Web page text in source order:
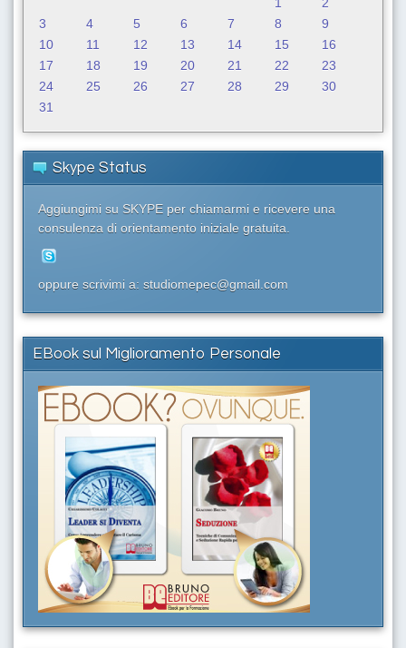
3
4 5 6 7 8
9
10
11 12 13 14 15
16
17
18 19 20 21 22
23
24
25 26 27 28 29
30
31
Skype Status
Aggiungimi su SKYPE per chiamarmi e ricevere una
consulenza di orientamento iniziale gratuita.
oppure scrivimi a: studiomepec@gmail.com
EBook sul Miglioramento Personale